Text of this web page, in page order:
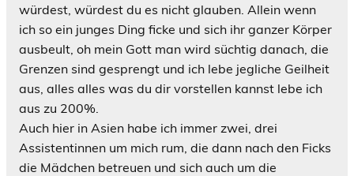
würdest, würdest du es nicht glauben. Allein wenn
ich so ein junges Ding ficke und sich ihr ganzer Körper
ausbeult, oh mein Gott man wird süchtig danach, die
Grenzen sind gesprengt und ich lebe jegliche Geilheit
aus, alles alles was du dir vorstellen kannst lebe ich
aus zu 200%.
Auch hier in Asien habe ich immer zwei, drei
Assistentinnen um mich rum, die dann nach den Ficks
die Mädchen betreuen und sich auch um die